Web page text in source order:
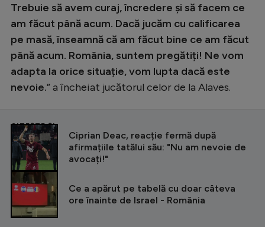
Trebuie să avem curaj, încredere și să facem ce
am făcut până acum. Dacă jucăm cu calificarea
pe masă, înseamnă că am făcut bine ce am făcut
până acum. România, suntem pregătiți! Ne vom
adapta la orice situație, vom lupta dacă este
nevoie.” a încheiat jucătorul celor de la Alaves.
CITEȘTE ȘI
Ciprian Deac, reacție fermă după
afirmațiile tatălui său: "Nu am nevoie de
avocați!"
Ce a apărut pe tabelă cu doar câteva
ore înainte de Israel - România